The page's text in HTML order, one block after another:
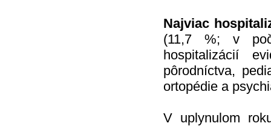
Najviac
(11,7 %; v
hospitalizácií
pôrodníctva,
ortopédie a
V uplynulom